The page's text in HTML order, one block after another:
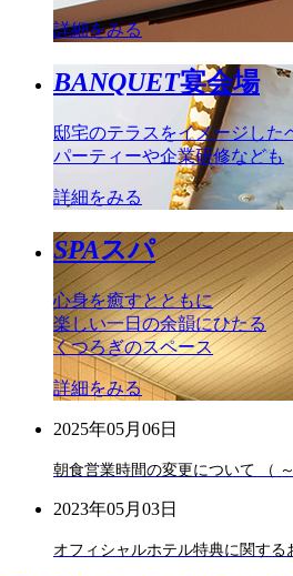
詳細をみる
BANQUET宴会場
邸宅のテラスをイメージした
パーティーや企業研修なども
詳細をみる
SPAスパ
心身を癒すとともに
楽しい一日の余韻にひたる
くつろぎのスペース
詳細をみる
2025年05月06日
朝食営業時間の変更について （ ～
2023年05月03日
オフィシャルホテル特典に関する